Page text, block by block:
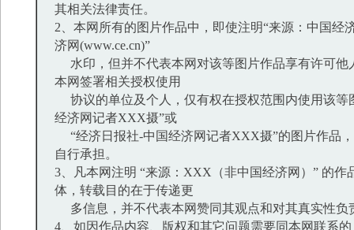
其相关法律责任。
2、本网所有的图片作品中，即使注明“来源：中国经
济网(www.ce.cn)”
水印，但并不代表本网对该等图片作品享有许可他
本网签署相关授权使用
协议的单位及个人，仅有权在授权范围内使用该等
经济网记者XXX摄”或
“经济日报社-中国经济网记者XXX摄”的图片作品
自行承担。
3、凡本网注明 “来源：XXX（非中国经济网）” 的作
体，转载目的在于传递更
多信息，并不代表本网赞同其观点和对其真实性负
4、如因作品内容、版权和其它问题需要同本网联系